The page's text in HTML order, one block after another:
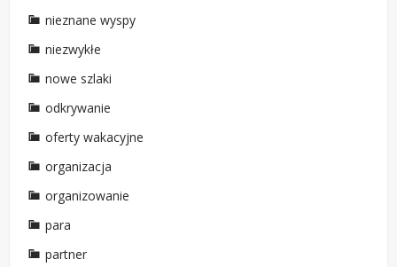
nieznane wyspy
niezwykłe
nowe szlaki
odkrywanie
oferty wakacyjne
organizacja
organizowanie
para
partner